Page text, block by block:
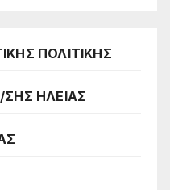
ΠΟΛΙΤΙΚΗΣ
ΗΛΕΙΑΣ